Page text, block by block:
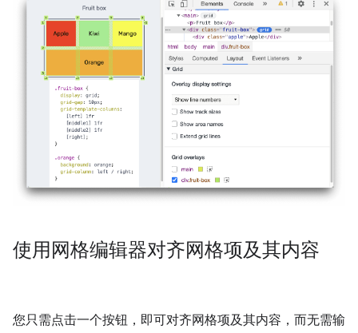
使用网格编辑器对齐网格项及其内容
您只需点击一个按钮，即可对齐网格项及其内容，而无需输